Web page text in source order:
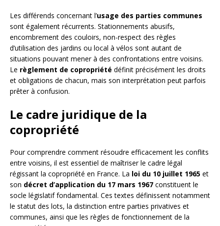
Les différends concernant l’usage des parties communes
sont également récurrents. Stationnements abusifs,
encombrement des couloirs, non-respect des règles
d’utilisation des jardins ou local à vélos sont autant de
situations pouvant mener à des confrontations entre voisins.
Le règlement de copropriété définit précisément les droits
et obligations de chacun, mais son interprétation peut parfois
prêter à confusion.
Le cadre juridique de la
copropriété
Pour comprendre comment résoudre efficacement les conflits
entre voisins, il est essentiel de maîtriser le cadre légal
régissant la copropriété en France. La loi du 10 juillet 1965 et
son décret d’application du 17 mars 1967 constituent le
socle législatif fondamental. Ces textes définissent notamment
le statut des lots, la distinction entre parties privatives et
communes, ainsi que les règles de fonctionnement de la